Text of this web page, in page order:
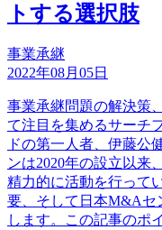
トする選択肢
事業承継
2022年08月05日
事業承継問題の解決策
て注目を集めるサーチ
ドの第一人者、伊藤公
ンは2020年の設立以来
精力的に活動を行って
要、そして日本M&Aセ
します。この記事のポ